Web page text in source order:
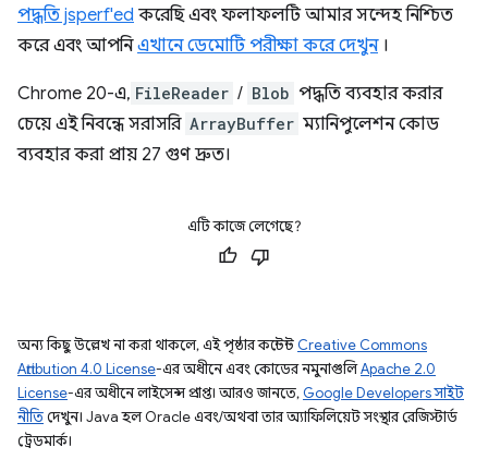
পদ্ধতি jsperf'ed করেছি এবং ফলাফলটি আমার সন্দেহ নিশ্চিত
করে এবং আপনিএখানে ডেমোটি পরীক্ষা করে দেখুন।
Chrome 20-এ, FileReader / Blob পদ্ধতি ব্যবহার করার
চেয়ে এই নিবন্ধে সরাসরি ArrayBuffer ম্যানিপুলেশন কোড
ব্যবহার করা প্রায় 27 গুণ দ্রুত।
এটি কাজে লেগেছে?
অন্য কিছু উল্লেখ না করা থাকলে, এই পৃষ্ঠার কন্টেন্ট Creative Commons
Attribution 4.0 License-এর অধীনে এবং কোডের নমুনাগুলিApache 2.0
License-এর অধীনে লাইসেন্স প্রাপ্ত। আরও জানতে, Google Developers সাইট
নীতিদেখুন। Java হল Oracle এবং/অথবা তার অ্যাফিলিয়েট সংস্থার রেজিস্টার্ড
ট্রেডমার্ক।